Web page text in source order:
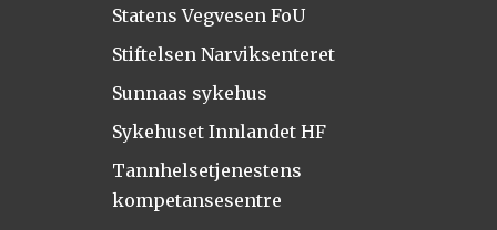
Statens Vegvesen FoU
Stiftelsen Narviksenteret
Sunnaas sykehus
Sykehuset Innlandet HF
Tannhelsetjenestens
kompetansesentre